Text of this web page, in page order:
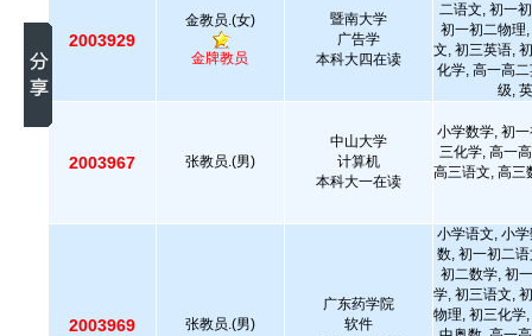
2003929
金教员.(女)
金牌教员
暨南大学
广告学
本科大四在读
二语文, 初一
初一初二物理
文, 初三英语,
化学, 高一高
级,
2003967 张教员.(男)
中山大学
计算机
本科大一在读
小学数学, 初
三化学, 高一
高三语文, 高三
2003969 张教员.(男)
广东药学院
软件
小学语文, 小
数, 初一初二
初二数学, 初
学, 初三语文,
物理, 初三化学